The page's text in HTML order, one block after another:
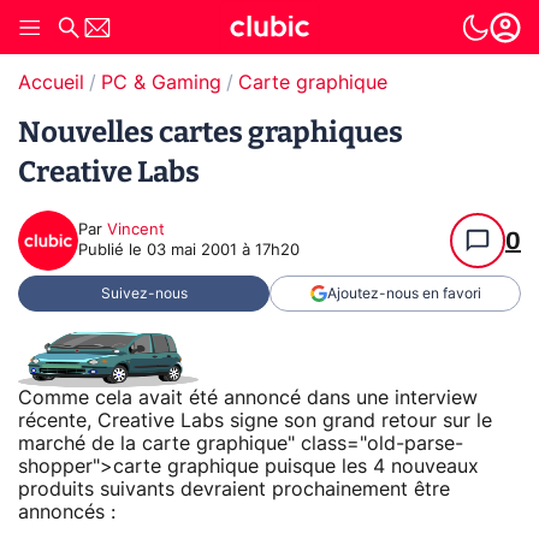
Accueil PC & Gaming Carte graphique
Nouvelles cartes graphiques
Creative Labs
Par Vincent
Publié le 03 mai 2001 à 17h20 0
Suivez-nous Ajoutez-nous en favori
Comme cela avait été annoncé dans une interview
récente, Creative Labs signe son grand retour sur le
marché de la carte graphique" class="old-parse-
shopper">carte graphique puisque les 4 nouveaux
produits suivants devraient prochainement être
annoncés :